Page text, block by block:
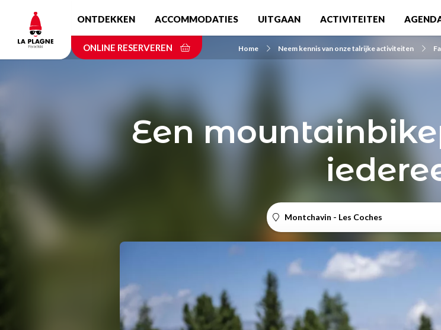
content
ONTDEKKEN ACCOMMODATIES UITGAAN ACTIVITEITEN
ONLINE RESERVEREN Home Neem kennis van onze talrijke activiteiten
Een
Montchavin - Les Coches